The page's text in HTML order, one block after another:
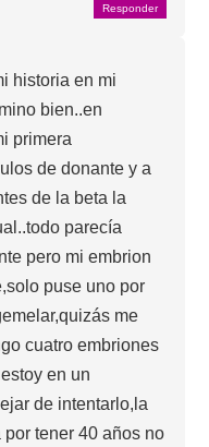
Responder
historia en mi
bien..en
primera
de donante y a
de la beta la
parecía
pero mi embrion
puse uno por
me
cuatro embriones
en un
de intentarlo,la
tener 40 años no